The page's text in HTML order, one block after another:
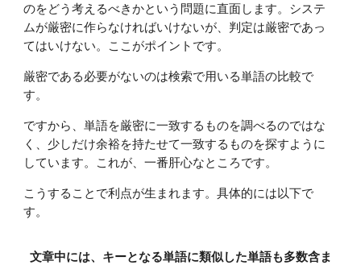
のをどう考えるべきかという問題に直面します。システ
ムが厳密に作らなければいけないが、判定は厳密であっ
てはいけない。ここがポイントです。
厳密である必要がないのは検索で用いる単語の比較で
す。
ですから、単語を厳密に一致するものを調べるのではな
く、少しだけ余裕を持たせて一致するものを探すように
しています。これが、一番肝心なところです。
こうすることで利点が生まれます。具体的には以下で
す。
文章中には、キーとなる単語に類似した単語も多数含ま